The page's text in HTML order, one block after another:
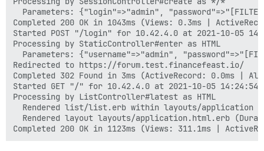
Parameters: {"login"=>"admin",
Completed 200 OK in 1043ms (Views: 0.3ms |
Started POST "/login" for 10.42.4.0 at 2021-10-05
Processing by StaticController#enter as HTML
Parameters: {"username"=>"admin",
Redirected to https://forum.test.financefeast.io/
Completed 302 Found in 3ms (ActiveRecord: 0.0ms |
Started GET "/" for 10.42.4.0 at 2021-10-05 14:24:54
Processing by ListController#latest as HTML
Rendered list/list.erb within layouts/application
Rendered layout layouts/application.html.erb